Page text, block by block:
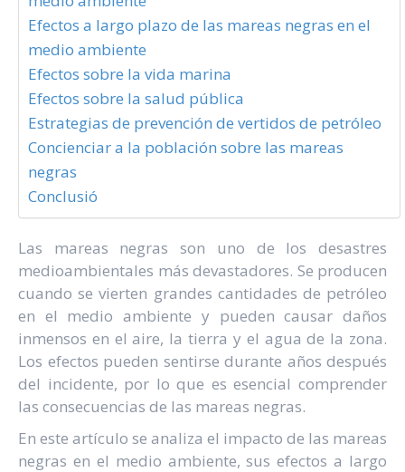
Efectos a largo plazo de las mareas negras en el
medio ambiente
Efectos sobre la vida marina
Efectos sobre la salud pública
Estrategias de prevención de vertidos de petróleo
Concienciar a la población sobre las mareas
negras
Conclusió
Las mareas negras son uno de los desastres
medioambientales más devastadores. Se producen
cuando se vierten grandes cantidades de petróleo
en el medio ambiente y pueden causar daños
inmensos en el aire, la tierra y el agua de la zona.
Los efectos pueden sentirse durante años después
del incidente, por lo que es esencial comprender
las consecuencias de las mareas negras.
En este artículo se analiza el impacto de las mareas
negras en el medio ambiente, sus efectos a largo